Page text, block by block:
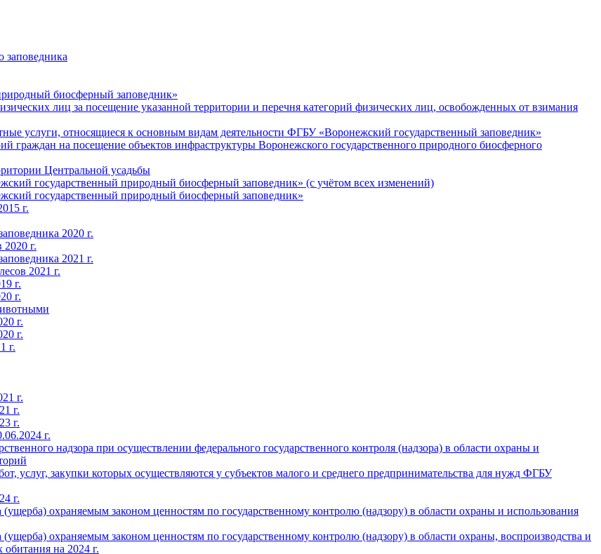
заповедника
биосферный заповедник»
лиц за посещение указанной территории и перечня категорий физических лиц, освобожденных от взимания
услуги, относящиеся к основным видам деятельности ФГБУ «Воронежский государственный заповедник»
граждан на посещение объектов инфраструктуры Воронежского государственного природного биосферного
Центральной усадьбы
государственный природный биосферный заповедник» (с учётом всех изменений)
государственный природный биосферный заповедник»
г.
2020 г.
г.
2021 г.
2021 г.
г.
г.
г.
г.
г.
г.
г.
г.
г.
надзора при осуществлении федерального государственного контроля (надзора) в области охраны и
услуг, закупки которых осуществляются у субъектов малого и среднего предпринимательства для нужд ФГБУ
г.
охраняемым законом ценностям по государственному контролю (надзору) в области охраны и использования
охраняемым законом ценностям по государственному контролю (надзору) в области охраны, воспроизводства и
на 2024 г.